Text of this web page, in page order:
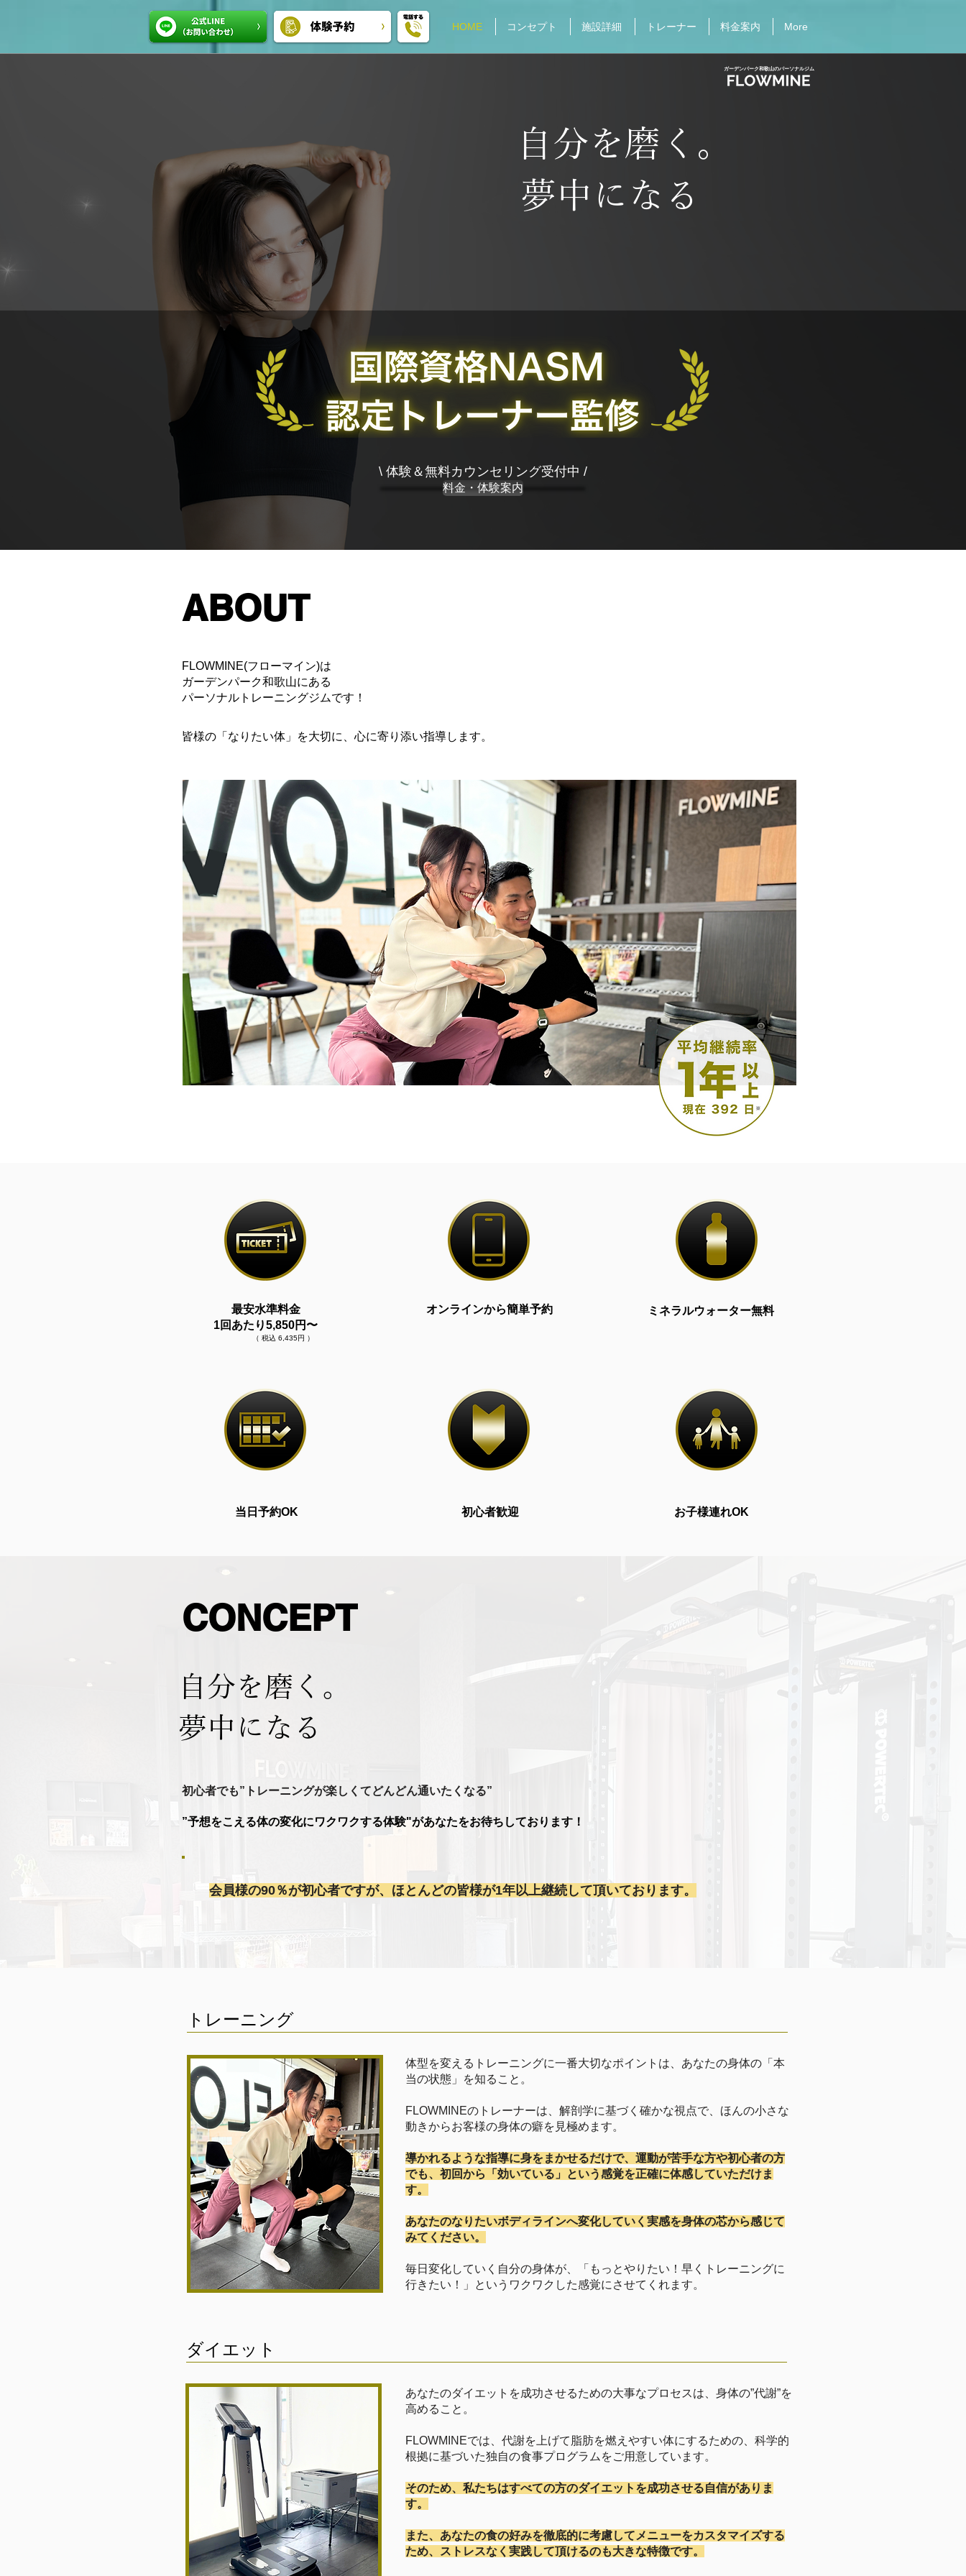
HOME コンセプト 施設詳細 トレーナー 料金案内 More
ガーデンパーク和歌山のパーソナルジム
自分を磨く。
夢中になる
\ 体験＆無料カウンセリング受付中 /
料金・体験案内
ABOUT
FLOWMINE(フローマイン)は
ガーデンパーク和歌山にある
パーソナルトレーニングジムです！
皆様の「なりたい体」を大切に、心に寄り添い指導します。
最安水準料金
1回あたり5,850円〜
オンラインから簡単予約 ミネラルウォーター無料
​（ 税込 6,435円 ）
当日予約OK 初心者歓迎 お子様連れOK
CONCEPT
​自分を磨く。
夢中になる
初心者でも”トレーニングが楽しくてどんどん通いたくなる”​
”予想をこえる体の変化にワクワクする体験"があなたをお待ちしております！
会員様の90％が初心者ですが、ほとんどの皆様が1年以上継続して頂いております。
トレーニング
体型を変えるトレーニングに一番大切なポイントは、あなたの身体の「本
当の状態」を知ること。
FLOWMINEのトレーナーは、解剖学に基づく確かな視点で、ほんの小さな
動きからお客様の身体の癖を見極めます。
導かれるような指導に身をまかせるだけで、運動が苦手な方や初心者の方
でも、初回から「効いている」という感覚を正確に体感していただけま
す。
あなたのなりたいボディラインへ変化していく実感を身体の芯から感じて
みてください。
毎日変化していく自分の身体が、「もっとやりたい！早くトレーニングに
行きたい！」というワクワクした感覚にさせてくれます。
ダイエット
あなたのダイエットを成功させるための大事なプロセスは、身体の”代謝”を
高めること。
FLOWMINEでは、代謝を上げて脂肪を燃えやすい体にするための、科学的
根拠に基づいた独自の食事プログラムをご用意しています。
そのため、私たちはすべての方のダイエットを成功させる自信がありま
す。
また、あなたの食の好みを徹底的に考慮してメニューをカスタマイズする
ため、ストレスなく実践して頂けるのも大きな特徴です。